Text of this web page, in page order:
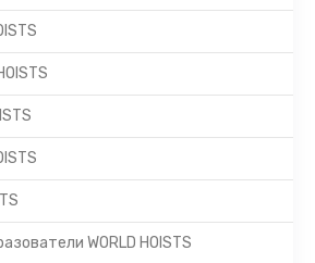
WORLD HOISTS